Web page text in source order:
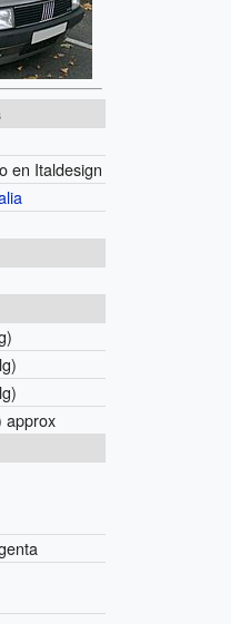
en Italdesign
approx